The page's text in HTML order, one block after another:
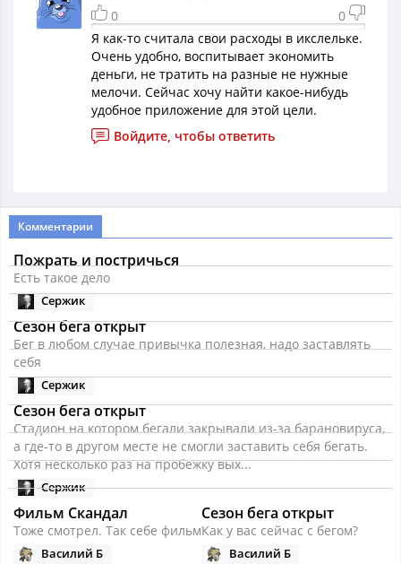
0
0
Я как-то считала свои расходы в икслельке.
Очень удобно, воспитывает экономить
деньги, не тратить на разные не нужные
мелочи. Сейчас хочу найти какое-нибудь
удобное приложение для этой цели.
Войдите, чтобы ответить
Комментарии
Пожрать и постричься
Есть такое дело
Сержик
Сезон бега открыт
Бег в любом случае привычка полезная, надо заставлять
себя
Сержик
Сезон бега открыт
Стадион на котором бегали закрывали из-за барановируса,
а где-то в другом месте не смогли заставить себя бегать.
Хотя несколько раз на пробежку вых...
Сержик
Фильм Скандал
Тоже смотрел. Так себе фильм
Василий Б
Сезон бега открыт
Как у вас сейчас с бегом?
Василий Б